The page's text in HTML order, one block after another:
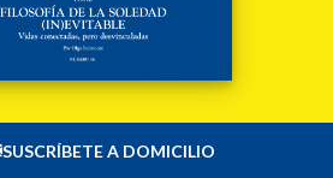
SUSCRÍBETE A DOMICILIO